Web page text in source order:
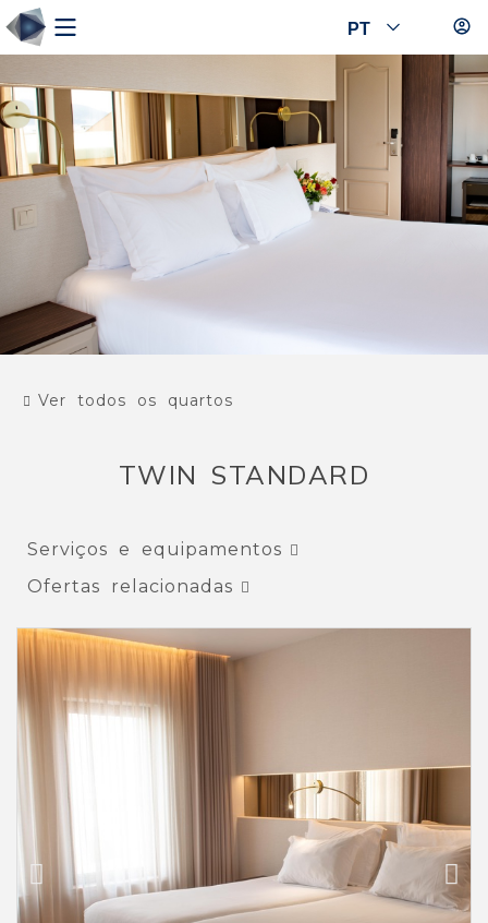
PT
Ver todos os quartos
TWIN STANDARD
Serviços e equipamentos
Ofertas relacionadas